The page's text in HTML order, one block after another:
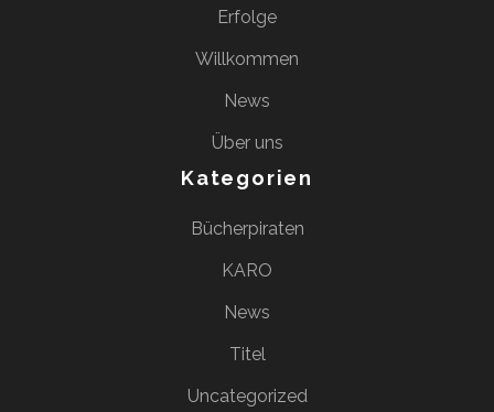
Erfolge
Willkommen
News
Über uns
Kategorien
Bücherpiraten
KARO
News
Titel
Uncategorized